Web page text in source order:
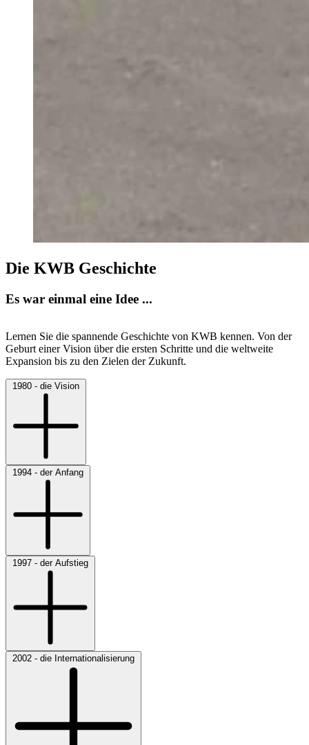
Die KWB Geschichte
Es war einmal eine Idee ...
Lernen Sie die spannende Geschichte von KWB kennen. Von der
Geburt einer Vision über die ersten Schritte und die weltweite
Expansion bis zu den Zielen der Zukunft.
1980 - die Vision
1994 - der Anfang
1997 - der Aufstieg
2002 - die Internationalisierung